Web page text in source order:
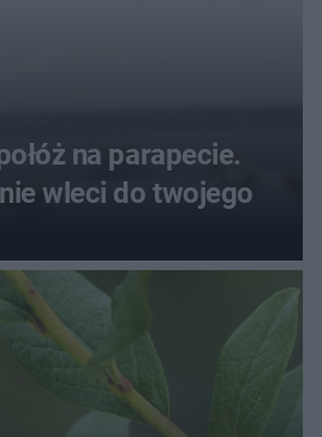
na parapecie.
wleci do twojego